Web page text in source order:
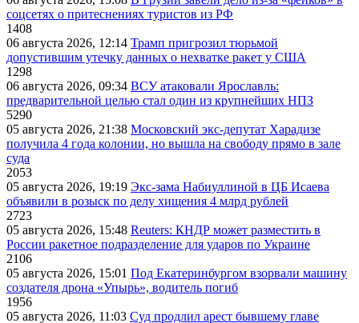
соцсетях о притеснениях туристов из РФ
1408
06 августа 2026, 12:14 Трамп пригрозил тюрьмой
допустившим утечку данных о нехватке ракет у США
1298
06 августа 2026, 09:34 ВСУ атаковали Ярославль:
предварительной целью стал один из крупнейших НПЗ
5290
05 августа 2026, 21:38 Московский экс-депутат Харадизе
получила 4 года колонии, но вышла на свободу прямо в зале
суда
2053
05 августа 2026, 19:19 Экс-зама Набиуллиной в ЦБ Исаева
объявили в розыск по делу хищения 4 млрд рублей
2723
05 августа 2026, 15:48 Reuters: КНДР может разместить в
России ракетное подразделение для ударов по Украине
2106
05 августа 2026, 15:01 Под Екатеринбургом взорвали машину
создателя дрона «Упырь», водитель погиб
1956
05 августа 2026, 11:03 Суд продлил арест бывшему главе